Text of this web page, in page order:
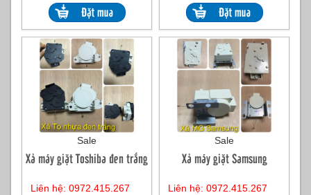
Sale
Xả máy giặt Toshiba đen trắng
Liên hệ: 0972.415.267
Sale
Xả máy giặt Samsung
Liên hệ: 0972.415.267